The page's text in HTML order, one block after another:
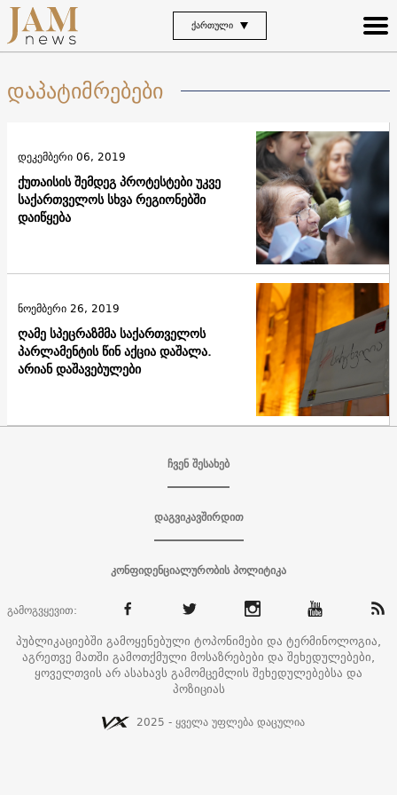
ᲥᲐᲠᲗᲣᲚᲘ
დაპატიმრებები
ქუთაისის შემდეგ პროტესტები უკვე
საქართველოს სხვა რეგიონებში
დაიწყება
დეკემბერი 06, 2019
ღამე სპეცრაზმმა საქართველოს
პარლამენტის წინ აქცია დაშალა.
არიან დაშავებულები
ნოემბერი 26, 2019
ჩვენ შესახებ
დაგვიკავშირდით
კონფიდენციალურობის პოლიტიკა
გამოგვყევით:
პუბლიკაციებში გამოყენებული ტოპონიმები და ტერმინოლოგია,
აგრეთვე მათში გამოთქმული მოსაზრებები და შეხედულებები,
ყოველთვის არ ასახავს გამომცემლის შეხედულებებსა და
პოზიციას
2025 - ყველა უფლება დაცულია